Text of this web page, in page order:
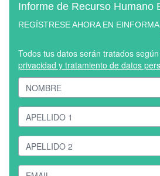
Informe de Recurso Humano
REGÍSTRESE AHORA EN EINFORMA
Todos tus datos serán tratados
privacidad y tratamiento de datos